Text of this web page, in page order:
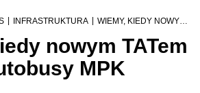
INFRASTRUKTURA WIEMY, KIEDY NOWYM TATEM POJADĄ AUTOBUSY MPK WROCŁAW
nowym TATem
MPK